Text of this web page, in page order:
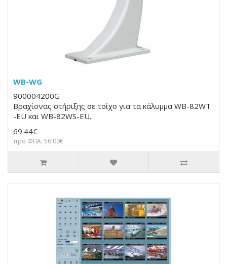
WB-WG
900004200G
Βραχίονας στήριξης σε τοίχο για τα κάλυμμα WB-82WT
-EU και WB-82WS-EU..
69.44€
προ ΦΠΑ: 56.00€